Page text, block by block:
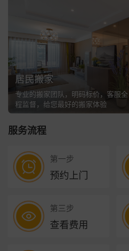
居民搬家
专业的搬家团队，明码标价，客服全
程监督，给您最好的搬家体验
服务流程
第一步
预约上门
第三步
查看费用